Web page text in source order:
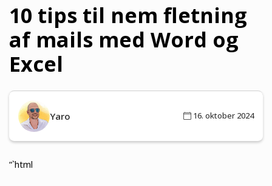
10 tips til nem fletning
af mails med Word og
Excel
Yaro 16. oktober 2024
“`html